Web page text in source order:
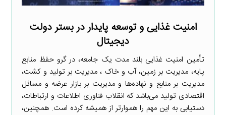
امنیت غذایی و توسعه پایدار در بستر دولت
دیجیتال
تأمین امنیت غذایی بلند مدت یک جامعه، در گرو حفظ منابع
پایه، مدیریت بر زمین، آب و خاک ، مدیریت بر تولید و کشت،
مدیریت بر منابع و نهاده‌ها و مدیریت بر بازار عرضه و مسائل
اقتصادی تولید می‌باشد که انقلاب فناوری اطلاعات و ارتباطات،
دستیابی به این مهم را هموارتر از همیشه کرده است. همچنین،